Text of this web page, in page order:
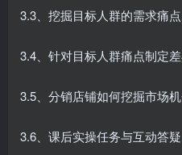
3.3、挖掘目标人群的需求痛
3.4、针对目标人群痛点制定
3.5、分销店铺如何挖掘市场
3.6、课后实操任务与互动答